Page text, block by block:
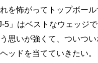
を怖がってトップボー
」はベストなウェッジで
思いが強くて、ついつ
ッドを当てていきたい